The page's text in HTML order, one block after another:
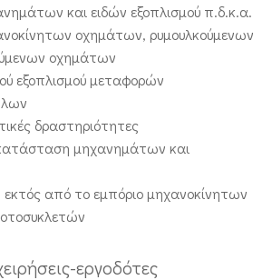
και ειδών εξοπλισμού π.δ.κ.α.
οχημάτων, ρυμουλκούμενων
οχημάτων
εξοπλισμού μεταφορών
δραστηριότητες
μηχανημάτων και
εκτός από το εμπόριο μηχανοκίνητων
εργοδότες